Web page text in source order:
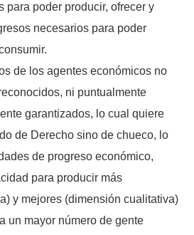
para poder producir, ofrecer y
necesarios para poder
de los agentes económicos no
ni puntualmente
garantizados, lo cual quiere
de Derecho sino de chueco, lo
de progreso económico,
para producir más
y mejores (dimensión cualitativa)
un mayor número de gente